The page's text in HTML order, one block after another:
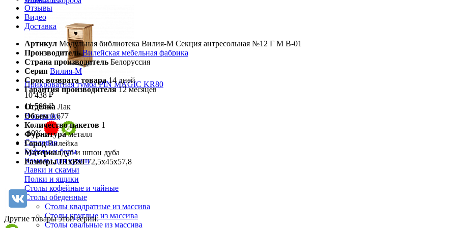
Прикроватная тумба PIN MAGIC KR80
10 438 ₽
11 598 ₽
В корзину
-10%
Столовая
Буфеты и бары
Комоды для кухни
Лавки и скамьи
Полки и ящики
Столы кофейные и чайные
Столы обеденные
Столы квадратные из массива
Столы круглые из массива
Столы овальные из массива
Отзывы
Видео
Доставка
Артикул Модульная библиотека Вилия-М Секция антресольная №12 Г М В-01
Производитель Вилейская мебельная фабрика
Страна производитель Белоруссия
Серия Вилия-М
Срок возврата товара 14 дней
Гарантия производителя 12 месяцев
Отделка Лак
Объем 0.677
Количество пакетов 1
Фурнитура металл
Город Вилейка
Материалдуб и шпон дуба
Размеры ШхВхГ72,5х45х57,8
Другие товары этой серии: